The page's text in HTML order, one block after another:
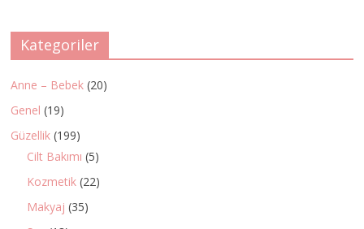
Kategoriler
Anne – Bebek (20)
Genel (19)
Güzellik (199)
Cilt Bakımı (5)
Kozmetik (22)
Makyaj (35)